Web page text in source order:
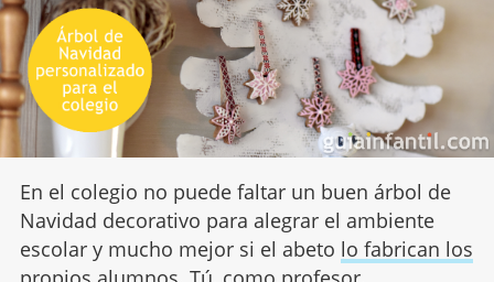
En el colegio no puede faltar un buen árbol de
Navidad decorativo para alegrar el ambiente
escolar y mucho mejor si el abeto lo fabrican los